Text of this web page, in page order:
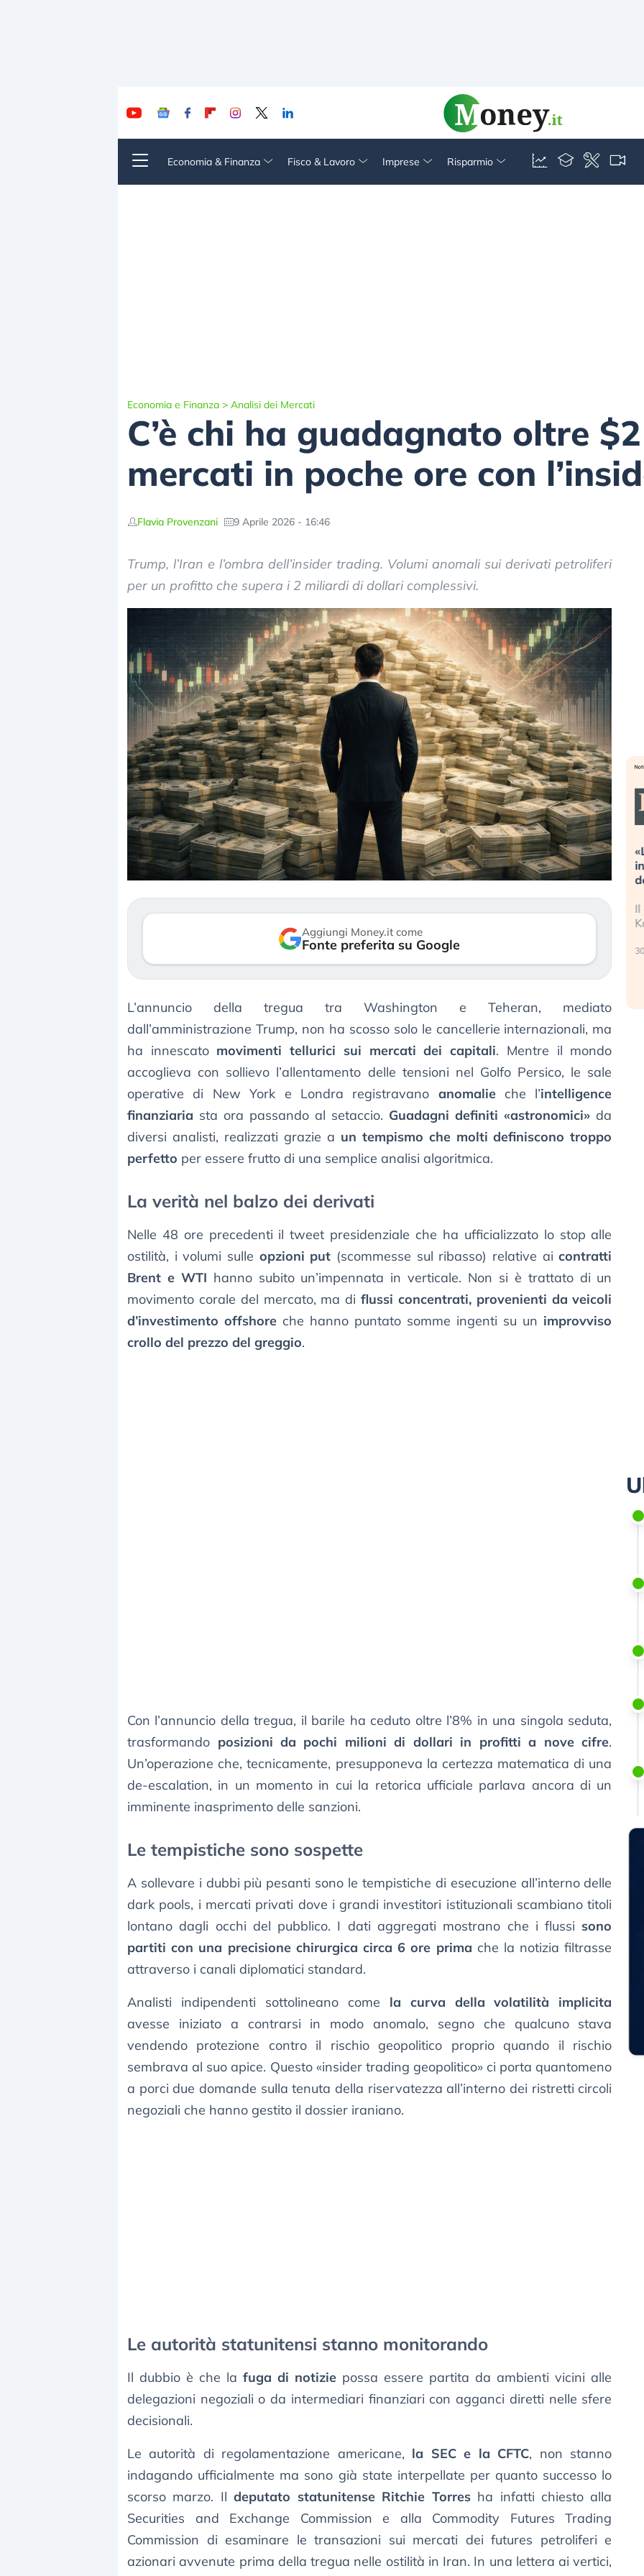
Economia & Finanza Fisco & Lavoro Imprese Risparmio
Economia e Finanza > Analisi dei Mercati
C’è chi ha guadagnato oltre
mercati in poche ore con
Flavia Provenzani 9 Aprile 2026 - 16:46
Trump, l’Iran e l’ombra dell’insider trading. Volumi anomali sui derivati petroliferi
per un profitto che supera i 2 miliardi di dollari complessivi.
Aggiungi Money.it come
Fonte preferita su Google
L’annuncio della tregua tra Washington e Teheran, mediato
dall’amministrazione Trump, non ha scosso solo le cancellerie internazionali, ma
ha innescato movimenti tellurici sui mercati dei capitali. Mentre il mondo
accoglieva con sollievo l’allentamento delle tensioni nel Golfo Persico, le sale
operative di New York e Londra registravano anomalieche l’intelligence
finanziaria sta ora passando al setaccio. Guadagni definiti «astronomici» da
diversi analisti, realizzati grazie a un tempismo che molti definiscono troppo
perfetto per essere frutto di una semplice analisi algoritmica.
La verità nel balzo dei derivati
Nelle 48 ore precedenti il tweet presidenziale che ha ufficializzato lo stop alle
ostilità, i volumi sulle opzioni put (scommesse sul ribasso) relative aicontratti
Brent e WTI hanno subito un’impennata in verticale. Non si è trattato di un
movimento corale del mercato, ma diflussi concentrati, provenienti da veicoli
d’investimento offshore che hanno puntato somme ingenti su un improvviso
crollo del prezzo del greggio.
Con l’annuncio della tregua, il barile ha ceduto oltre l’8% in una singola seduta,
trasformando posizioni da pochi milioni di dollari in profitti a nove cifre.
Un’operazione che, tecnicamente, presupponeva la certezza matematica di una
de-escalation, in un momento in cui la retorica ufficiale parlava ancora di un
imminente inasprimento delle sanzioni.
Le tempistiche sono sospette
A sollevare i dubbi più pesanti sono le tempistiche di esecuzione all’interno delle
dark pools, i mercati privati dove i grandi investitori istituzionali scambiano titoli
lontano dagli occhi del pubblico. I dati aggregati mostrano che i flussi sono
partiti con una precisione chirurgica circa 6 ore prima che la notizia filtrasse
attraverso i canali diplomatici standard.
Analisti indipendenti sottolineano come la curva della volatilità implicita
avesse iniziato a contrarsi in modo anomalo, segno che qualcuno stava
vendendo protezione contro il rischio geopolitico proprio quando il rischio
sembrava al suo apice. Questo «insider trading geopolitico» ci porta quantomeno
a porci due domande sulla tenuta della riservatezza all’interno dei ristretti circoli
negoziali che hanno gestito il dossier iraniano.
Le autorità statunitensi stanno monitorando
Il dubbio è che lafuga di notizie possa essere partita da ambienti vicini alle
delegazioni negoziali o da intermediari finanziari con agganci diretti nelle sfere
decisionali.
Le autorità di regolamentazione americane, la SEC e la CFTC, non stanno
indagando ufficialmente ma sono già state interpellate per quanto successo lo
scorso marzo. Ildeputato statunitense Ritchie Torresha infatti chiesto alla
Securities and Exchange Commission e alla Commodity Futures Trading
Commission di esaminare le transazioni sui mercati dei futures petroliferi e
azionari avvenute prima della tregua nelle ostilità in Iran. In una lettera ai vertici,
Dalle valutazioni estreme alla
correzione. Cosa sta guidando il
repricing degli asset?
3 agosto 2026
«La mia vita è rovinata». Investitori
in preda al panico dopo lo scoppio
della bolla AI
Kospi, mentre gli investitori retail (…)
30 luglio 2026